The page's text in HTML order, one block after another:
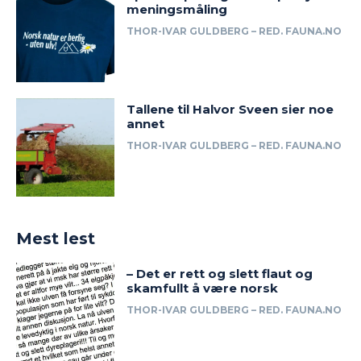
meningsmåling
THOR-IVAR GULDBERG – RED. FAUNA.NO
Tallene til Halvor Sveen sier noe
annet
THOR-IVAR GULDBERG – RED. FAUNA.NO
Mest lest
– Det er rett og slett flaut og
skamfullt å være norsk
THOR-IVAR GULDBERG – RED. FAUNA.NO